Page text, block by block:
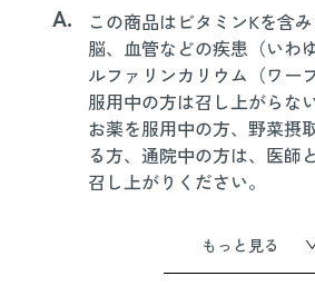
A.
この商品はビタミンKを含み
脳、血管などの疾患（いわ
ルファリンカリウム（ワー
服用中の方は召し上がらな
お薬を服用中の方、野菜摂
る方、通院中の方は、医師
召し上がりください。
もっと見る